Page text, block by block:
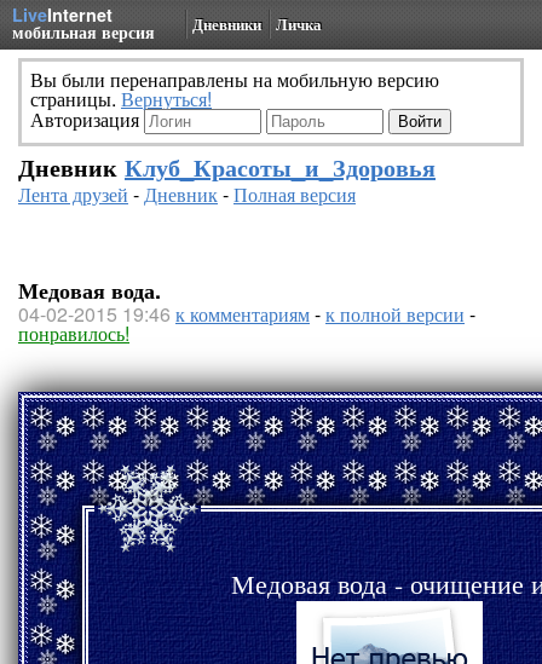
LiveInternet
мобильная версия Дневники Личка
Вы были перенаправлены на мобильную версию
страницы. Вернуться!
Авторизация
Дневник Клуб_Красоты_и_Здоровья
Лента друзей -Дневник-Полная версия
Медовая вода.
04-02-2015 19:46 к комментариям-к полной версии -
понравилось!
Медовая вода - очищение